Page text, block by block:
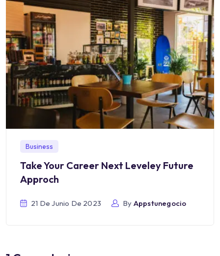
Business
Take Your Career Next Leveley Future
Approch
21 De Junio De 2023 By Appstunegocio